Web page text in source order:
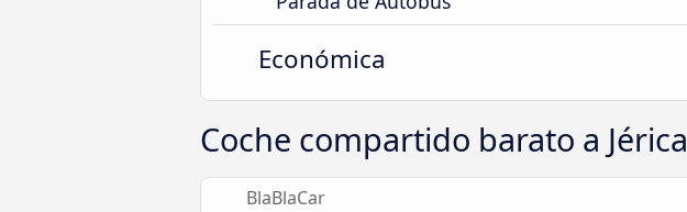
Económica
Coche compartido barato a Jérica
BlaBlaCar